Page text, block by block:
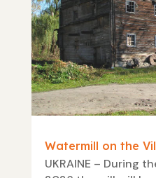
Watermill on the
UKRAINE – During